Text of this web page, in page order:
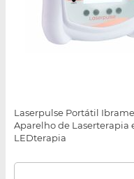
Laserpulse Portátil
Aparelho de Laserterapia
LEDterapia